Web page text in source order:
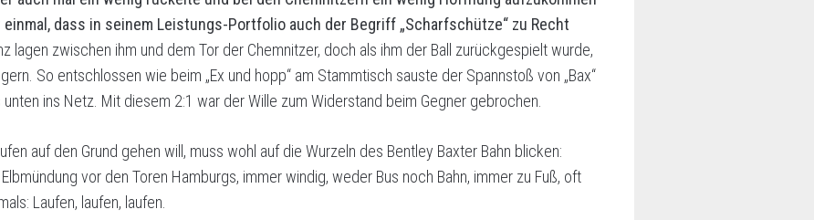
einmal, dass in seinem Leistungs-Portfolio auch der Begriff „Scharfschütze“ zu Recht
lagen zwischen ihm und dem Tor der Chemnitzer, doch als ihm der Ball zurückgespielt wurde,
So entschlossen wie beim „Ex und hopp“ am Stammtisch sauste der Spannstoß von „Bax“
ins Netz. Mit diesem 2:1 war der Wille zum Widerstand beim Gegner gebrochen.
auf den Grund gehen will, muss wohl auf die Wurzeln des Bentley Baxter Bahn blicken:
vor den Toren Hamburgs, immer windig, weder Bus noch Bahn, immer zu Fuß, oft
Laufen, laufen, laufen.